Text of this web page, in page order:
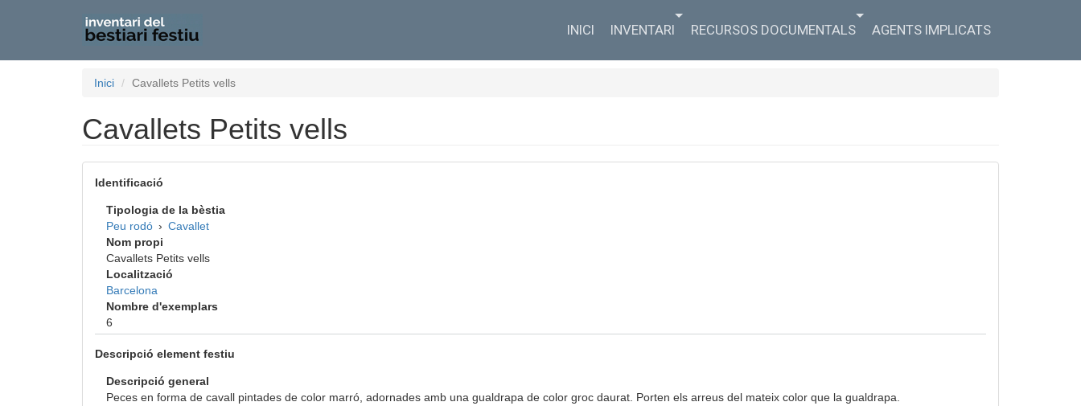
INICI INVENTARI RECURSOS DOCUMENTALS AGENTS IMPLICATS
Inici Cavallets Petits vells
Cavallets Petits vells
Identificació
Tipologia de la bèstia
Peu rodó › Cavallet
Nom propi
Cavallets Petits vells
Localització
Barcelona
Nombre d'exemplars
6
Descripció element festiu
Descripció general
Peces en forma de cavall pintades de color marró, adornades amb una gualdrapa de color groc daurat. Porten els arreus del mateix color que la gualdrapa.